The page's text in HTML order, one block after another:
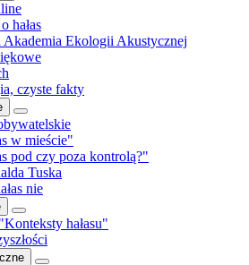
hałas
Akademia Ekologii Akustycznej
czyste fakty
w mieście"
pod czy poza kontrolą?"
Tuska
nie
hałasu"